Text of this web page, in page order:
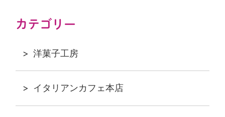
カテゴリー
洋菓子工房
イタリアンカフェ本店